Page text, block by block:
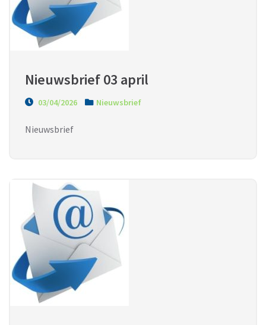
Nieuwsbrief 03 april
03/04/2026 Nieuwsbrief
Nieuwsbrief